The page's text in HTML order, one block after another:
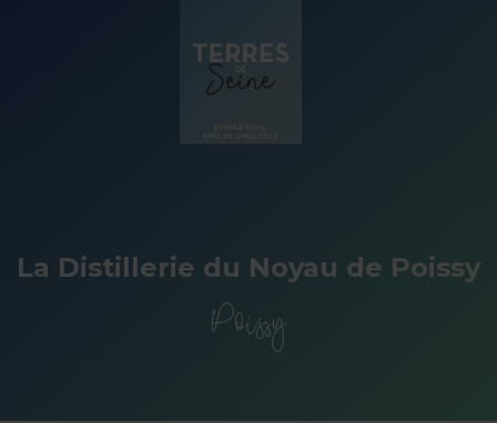
La Distillerie du Noyau de Poissy
Poissy